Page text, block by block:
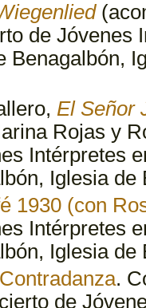
de Jóvenes
Benagalbón,
El Señor
Rojas y
Intérpretes
Iglesia de
1930 (con
Intérpretes
Iglesia de
Contradanza.
de